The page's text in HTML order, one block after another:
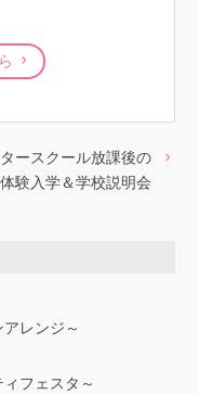
ースクール放課後の
体験入学＆学校説明会
レンジ～
フェスタ～